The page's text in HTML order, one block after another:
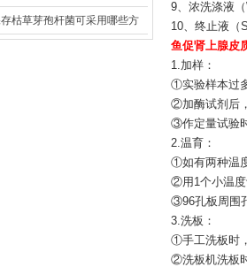
区别？
盒原装干粉放一处储存吗？
枯草芽孢杆菌可采用哪些方
9、浓洗涤液
10、终止液（
鱼促肾上腺皮
1.加样：
①实验样本过
②加酶试剂后
③作定量试验
2.温育：
①如有两种温
②用1个小温度
③96孔板周围
3.洗板：
①手工洗板时
②洗板机洗板